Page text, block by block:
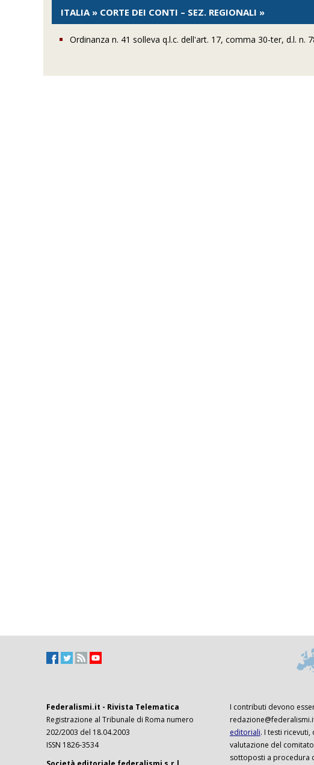
ITALIA » CORTE DEI CONTI – SEZ. REGIONALI »
Ordinanza n. 41 solleva q.l.c. dell'art. 17, comma 30-ter, d.l. n.
Federalismi.it - Rivista Telematica
Registrazione al Tribunale di Roma numero
202/2003 del 18.04.2003
ISSN 1826-3534
I contributi devono
editoriali. I testi
valutazione del
sottoposti a procedura